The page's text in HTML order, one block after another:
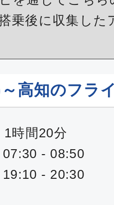
乗後に収集した
高知のフラ
時間20分
- 08:50
- 20:30